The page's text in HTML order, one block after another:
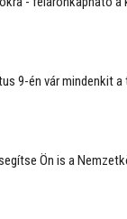
9-én vár mindenkit
Ön is a